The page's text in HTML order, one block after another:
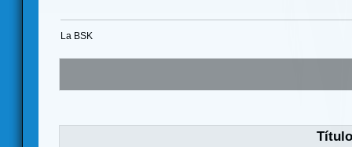
La BSK
Título